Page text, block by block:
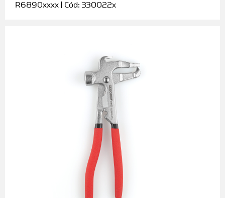
R6890xxxx | Cód: 330022x